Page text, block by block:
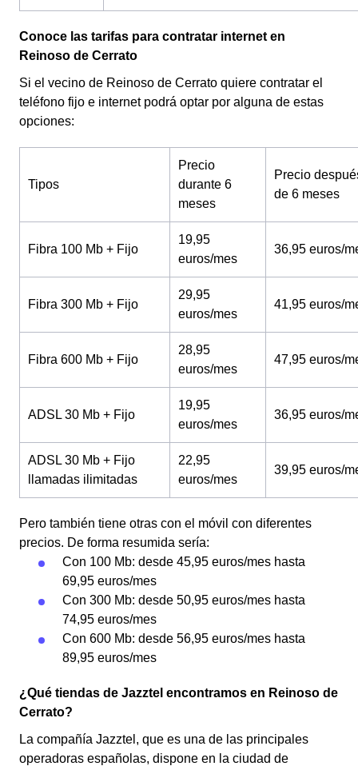
Conoce las tarifas para contratar internet en
Reinoso de Cerrato
Si el vecino de Reinoso de Cerrato quiere contratar el
teléfono fijo e internet podrá optar por alguna de estas
opciones:
Tipos
Precio
durante 6
meses
Precio
de 6 meses
Fibra 100 Mb + Fijo
19,95
euros/mes
36,95 euros/
Fibra 300 Mb + Fijo
29,95
euros/mes
41,95 euros/
Fibra 600 Mb + Fijo
28,95
euros/mes
47,95 euros/
ADSL 30 Mb + Fijo
19,95
euros/mes
36,95 euros/
ADSL 30 Mb + Fijo
llamadas ilimitadas
22,95
euros/mes
39,95 euros/
Pero también tiene otras con el móvil con diferentes
precios. De forma resumida sería:
Con 100 Mb: desde 45,95 euros/mes hasta
69,95 euros/mes
Con 300 Mb: desde 50,95 euros/mes hasta
74,95 euros/mes
Con 600 Mb: desde 56,95 euros/mes hasta
89,95 euros/mes
¿Qué tiendas de Jazztel encontramos en Reinoso de
Cerrato?
La compañía Jazztel, que es una de las principales
operadoras españolas, dispone en la ciudad de